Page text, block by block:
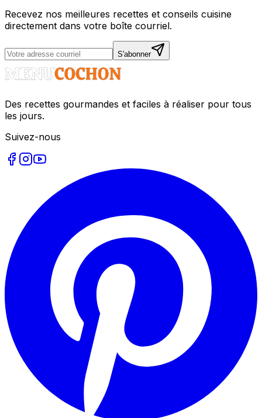
Recevez nos meilleures recettes et conseils cuisine
directement dans votre boîte courriel.
S'abonner
Des recettes gourmandes et faciles à réaliser pour tous
les jours.
Suivez-nous